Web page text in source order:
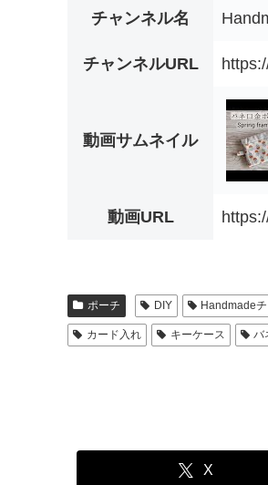
チャンネル名
チャンネルURL
動画サムネイル
動画URL
ポーチ DIY Handmade
カード入れ キーケース バ
X